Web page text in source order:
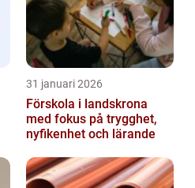
31 januari 2026
Förskola i landskrona
med fokus på trygghet,
nyfikenhet och lärande